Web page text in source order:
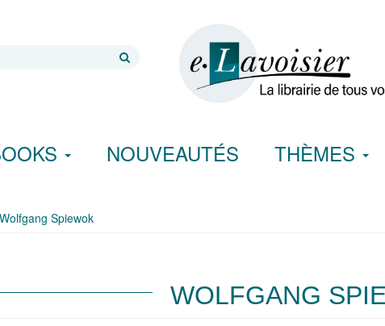
NOUVEAUTÉS THÈMES
Wolfgang Spiewok
WOLFGANG